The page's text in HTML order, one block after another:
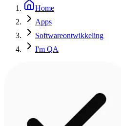
Home
Apps
Softwareontwikkeling
I'm QA